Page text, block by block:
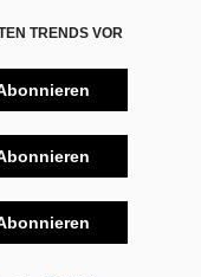
TRENDS VOR